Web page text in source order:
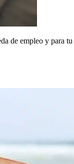
de empleo y para